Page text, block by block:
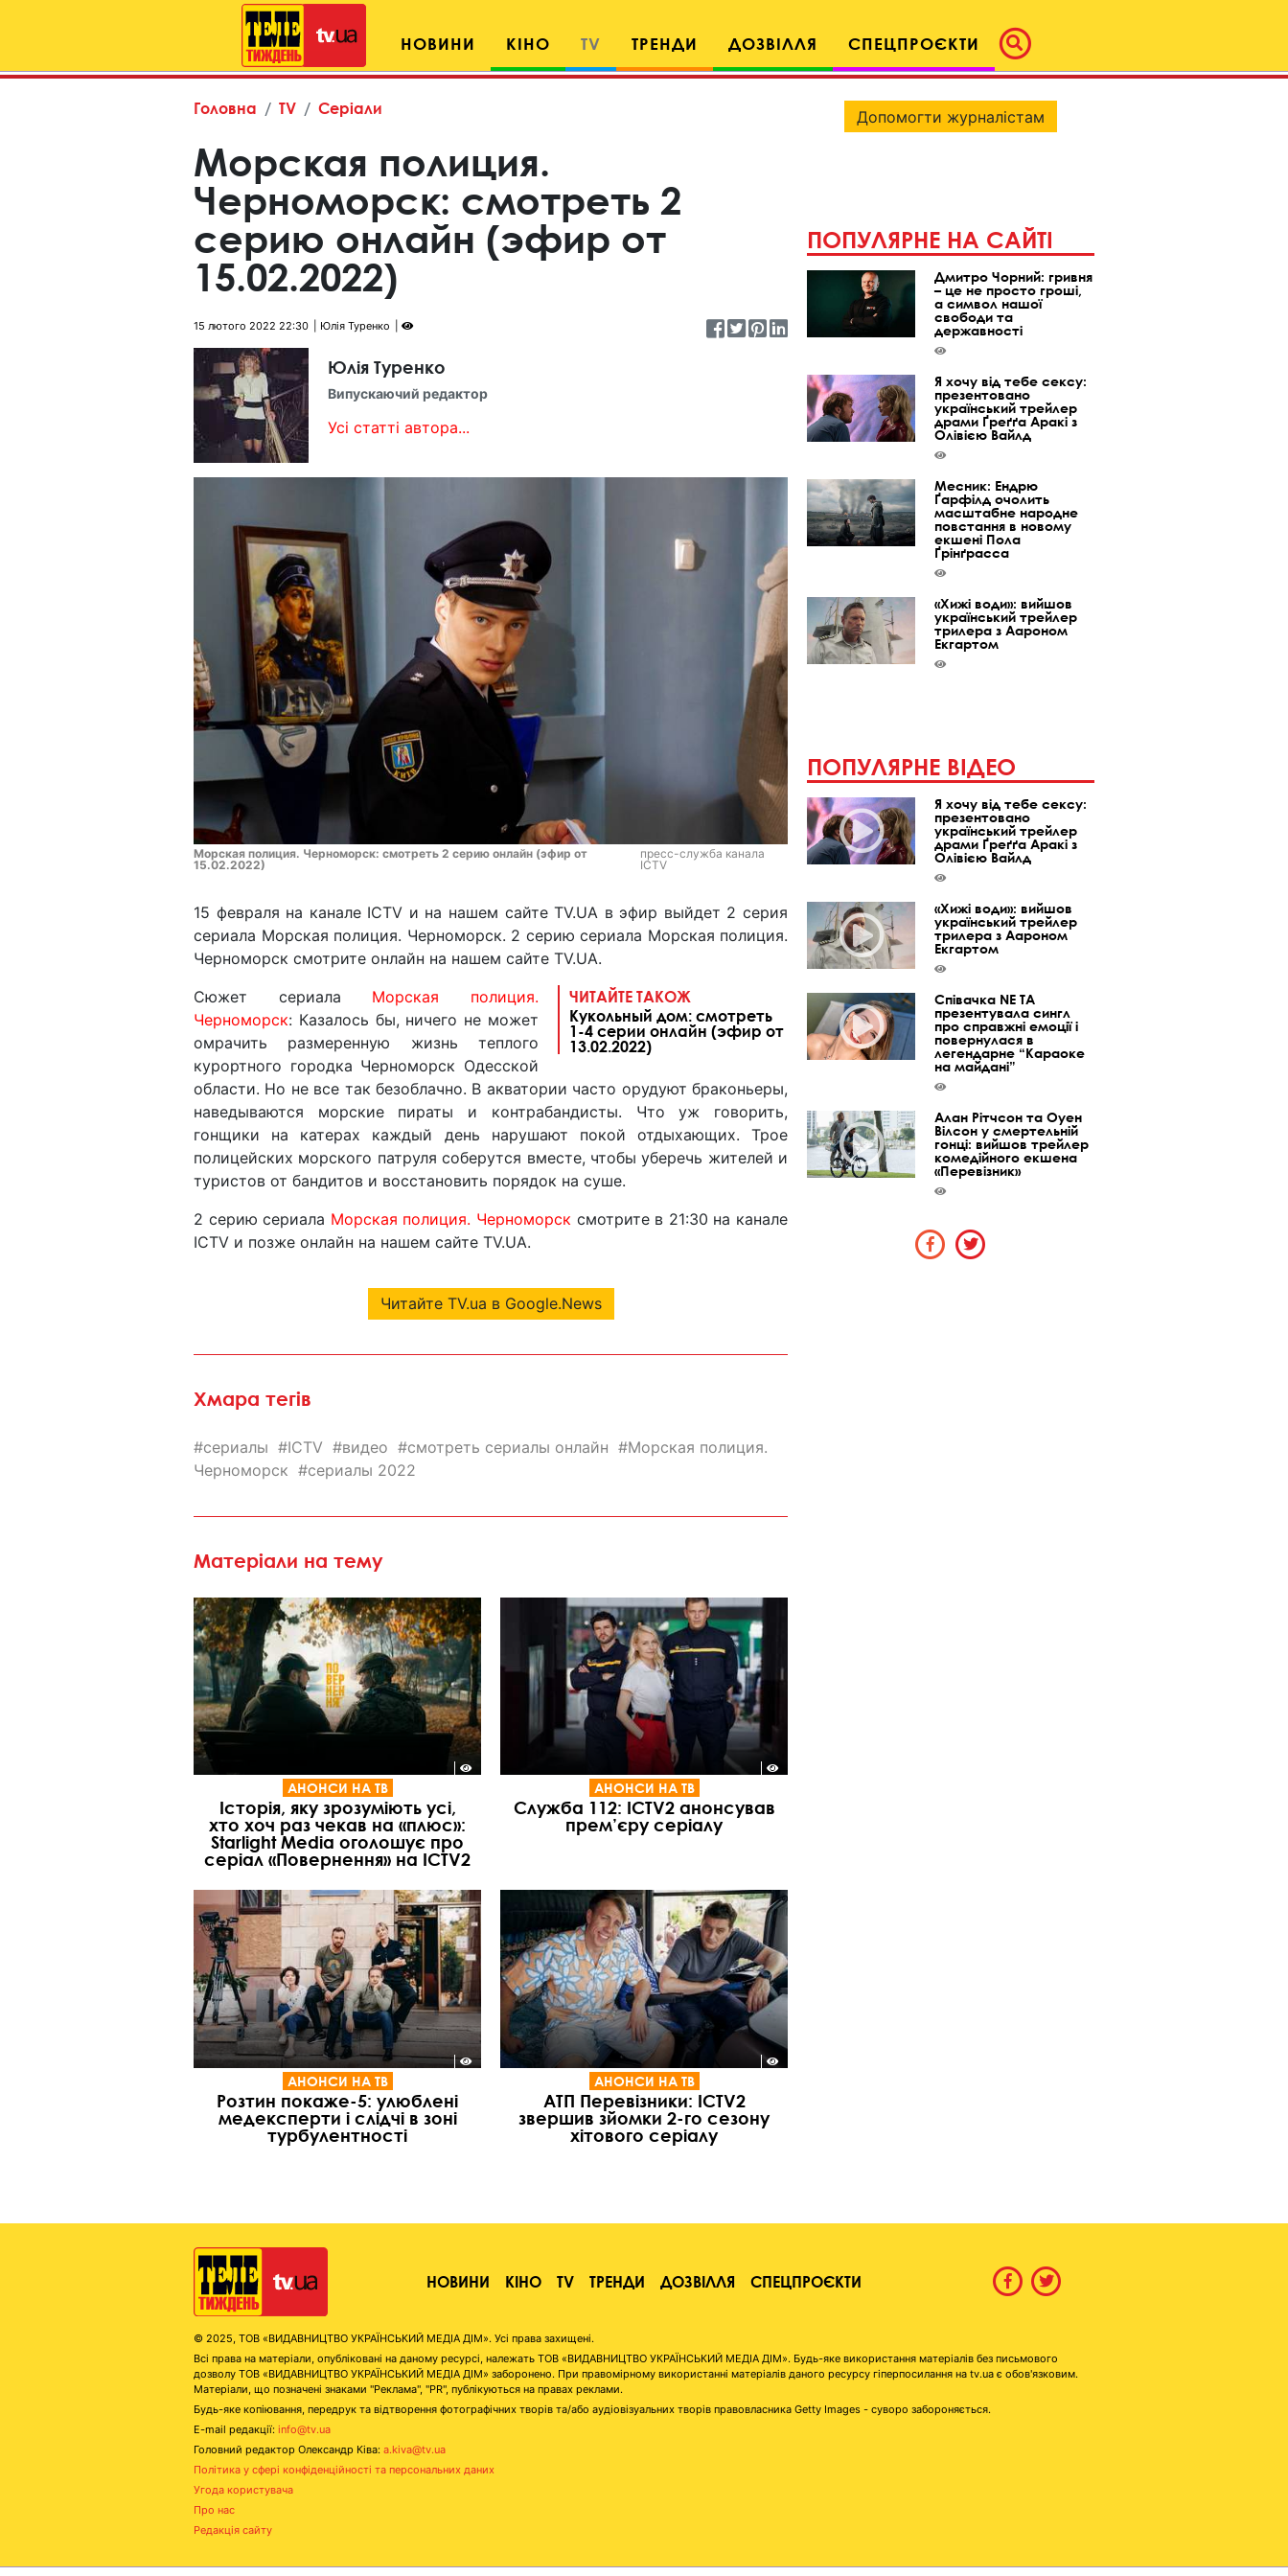
НОВИНИ КІНО TV ТРЕНДИ ДОЗВІЛЛЯ СПЕЦПРОЄКТИ
Головна TV Серіали
Морская полиция.
Черноморск: смотреть 2
серию онлайн (эфир от
15.02.2022)
15 лютого 2022 22:30 Юлія Туренко
Юлія Туренко
Випускаючий редактор
Усі статті автора...
Морская полиция. Черноморск: смотреть 2 серию онлайн (эфир от
15.02.2022)
пресс-служба канала
ICTV
15 февраля на канале ICTV и на нашем сайте TV.UA в эфир выйдет 2 серия
сериала Морская полиция. Черноморск. 2 серию сериала Морская полиция.
Черноморск смотрите онлайн на нашем сайте TV.UA.
ЧИТАЙТЕ ТАКОЖ
Кукольный дом: смотреть
1-4 серии онлайн (эфир от
13.02.2022)
Сюжет сериала Морская полиция.
Черноморск: Казалось бы, ничего не может
омрачить размеренную жизнь теплого
курортного городка Черноморск Одесской
области. Но не все так безоблачно. В акватории часто орудуют браконьеры,
наведываются морские пираты и контрабандисты. Что уж говорить,
гонщики на катерах каждый день нарушают покой отдыхающих. Трое
полицейских морского патруля соберутся вместе, чтобы уберечь жителей и
туристов от бандитов и восстановить порядок на суше.
2 серию сериала Морская полиция. Черноморск смотрите в 21:30 на канале
ICTV и позже онлайн на нашем сайте TV.UA.
Читайте TV.ua в Google.News
Хмара тегів
сериалы ICTV видео смотреть сериалы онлайн
Морская полиция.
Черноморск
сериалы 2022
Матеріали на тему
АНОНСИ НА ТВ
Історія, яку зрозуміють усі,
хто хоч раз чекав на «плюс»:
Starlight Media оголошує про
серіал «Повернення» на ICTV2
АНОНСИ НА ТВ
Служба 112: ICTV2 анонсував
прем’єру серіалу
АНОНСИ НА ТВ
Розтин покаже-5: улюблені
медексперти і слідчі в зоні
турбулентності
АНОНСИ НА ТВ
АТП Перевізники: ICTV2
звершив зйомки 2-го сезону
хітового серіалу
Допомогти журналістам
ПОПУЛЯРНЕ НА САЙТІ
Дмитро Чорний: гривня
– це не просто гроші,
а символ нашої
свободи та
державності
Я хочу від тебе сексу:
презентовано
український трейлер
драми Ґреґґа Аракі з
Олівією Вайлд
Месник: Ендрю
Ґарфілд очолить
масштабне народне
повстання в новому
екшені Пола
Ґрінґрасса
«Хижі води»: вийшов
український трейлер
трилера з Аароном
Екгартом
ПОПУЛЯРНЕ ВІДЕО
Я хочу від тебе сексу:
презентовано
український трейлер
драми Ґреґґа Аракі з
Олівією Вайлд
«Хижі води»: вийшов
український трейлер
трилера з Аароном
Екгартом
Співачка NE TA
презентувала сингл
про справжні емоції і
повернулася в
легендарне “Караоке
на майдані”
Алан Рітчсон та Оуен
Вілсон у смертельній
гонці: вийшов трейлер
комедійного екшена
«Перевізник»
НОВИНИ КІНО TV ТРЕНДИ ДОЗВІЛЛЯ СПЕЦПРОЄКТИ
© 2025, ТОВ «ВИДАВНИЦТВО УКРАЇНСЬКИЙ МЕДІА ДІМ». Усі права захищені.
Всі права на матеріали, опубліковані на даному ресурсі, належать ТОВ «ВИДАВНИЦТВО УКРАЇНСЬКИЙ МЕДІА ДІМ». Будь-яке використання матеріалів без письмового
дозволу ТОВ «ВИДАВНИЦТВО УКРАЇНСЬКИЙ МЕДІА ДІМ» заборонено. При правомірному використанні матеріалів даного ресурсу гіперпосилання на tv.ua є обов'язковим.
Матеріали, що позначені знаками "Реклама", "PR", публікуються на правах реклами.
Будь-яке копіювання, передрук та відтворення фотографічних творів та/або аудіовізуальних творів правовласника Getty Images - суворо забороняється.
E-mail редакції: info@tv.ua
Головний редактор Олександр Ківа: a.kiva@tv.ua
Політика у сфері конфіденційності та персональних даних
Угода користувача
Про нас
Редакція сайту